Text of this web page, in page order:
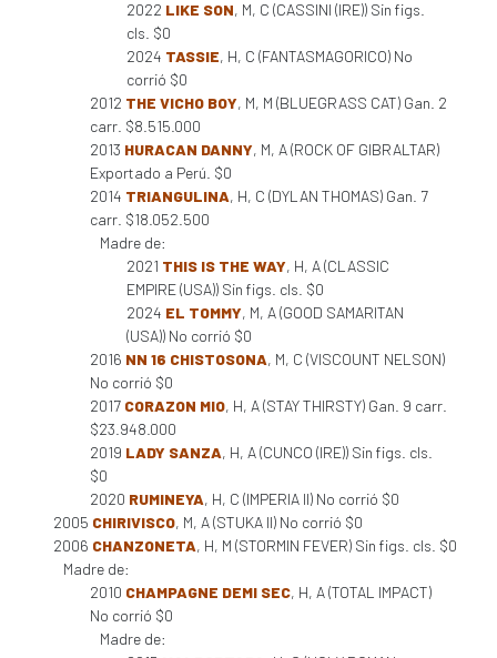
2022 LIKE SON, M, C (CASSINI (IRE)) Sin figs.
cls. $0
2024 TASSIE, H, C (FANTASMAGORICO) No
corrió $0
2012 THE VICHO BOY, M, M (BLUEGRASS CAT) Gan. 2
carr. $8.515.000
2013 HURACAN DANNY, M, A (ROCK OF GIBRALTAR)
Exportado a Perú. $0
2014 TRIANGULINA, H, C (DYLAN THOMAS) Gan. 7
carr. $18.052.500
Madre de:
2021 THIS IS THE WAY, H, A (CLASSIC
EMPIRE (USA)) Sin figs. cls. $0
2024 EL TOMMY, M, A (GOOD SAMARITAN
(USA)) No corrió $0
2016 NN 16 CHISTOSONA, M, C (VISCOUNT NELSON)
No corrió $0
2017 CORAZON MIO, H, A (STAY THIRSTY) Gan. 9 carr.
$23.948.000
2019 LADY SANZA, H, A (CUNCO (IRE)) Sin figs. cls.
$0
2020 RUMINEYA, H, C (IMPERIA II) No corrió $0
2005 CHIRIVISCO, M, A (STUKA II) No corrió $0
2006 CHANZONETA, H, M (STORMIN FEVER) Sin figs. cls. $0
Madre de:
2010 CHAMPAGNE DEMI SEC, H, A (TOTAL IMPACT)
No corrió $0
Madre de: